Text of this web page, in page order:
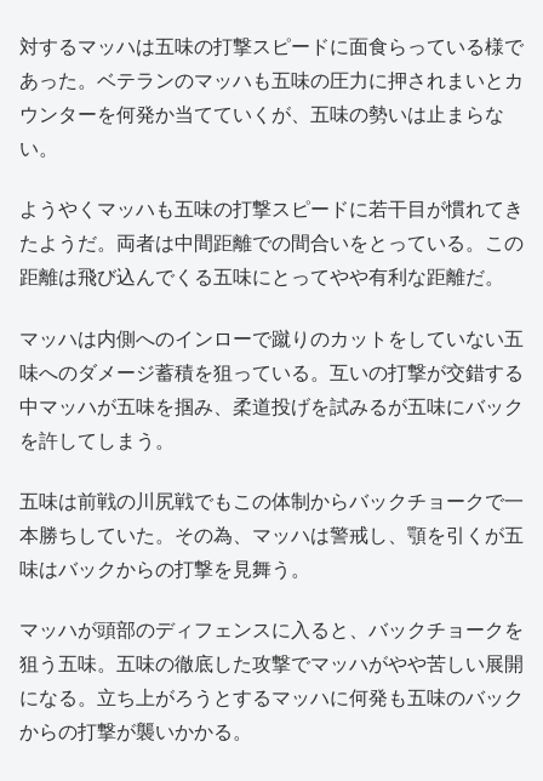
対するマッハは五味の打撃スピードに面食らっている様で
あった。ベテランのマッハも五味の圧力に押されまいとカ
ウンターを何発か当てていくが、五味の勢いは止まらな
い。
ようやくマッハも五味の打撃スピードに若干目が慣れてき
たようだ。両者は中間距離での間合いをとっている。この
距離は飛び込んでくる五味にとってやや有利な距離だ。
マッハは内側へのインローで蹴りのカットをしていない五
味へのダメージ蓄積を狙っている。互いの打撃が交錯する
中マッハが五味を掴み、柔道投げを試みるが五味にバック
を許してしまう。
五味は前戦の川尻戦でもこの体制からバックチョークで一
本勝ちしていた。その為、マッハは警戒し、顎を引くが五
味はバックからの打撃を見舞う。
マッハが頭部のディフェンスに入ると、バックチョークを
狙う五味。五味の徹底した攻撃でマッハがやや苦しい展開
になる。立ち上がろうとするマッハに何発も五味のバック
からの打撃が襲いかかる。